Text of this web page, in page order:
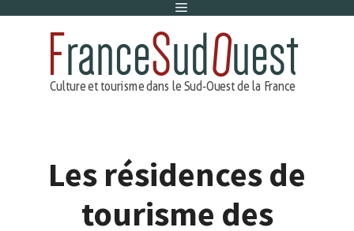
Menu
Les résidences de
tourisme des